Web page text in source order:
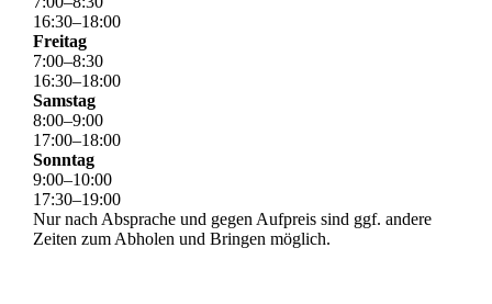
16:30–18:00
Freitag
7:00–8:30
16:30–18:00
Samstag
8:00–9:00
17:00–18:00
Sonntag
9:00–10:00
17:30–19:00
Nur nach Absprache und gegen Aufpreis sind ggf. andere
Zeiten zum Abholen und Bringen möglich.